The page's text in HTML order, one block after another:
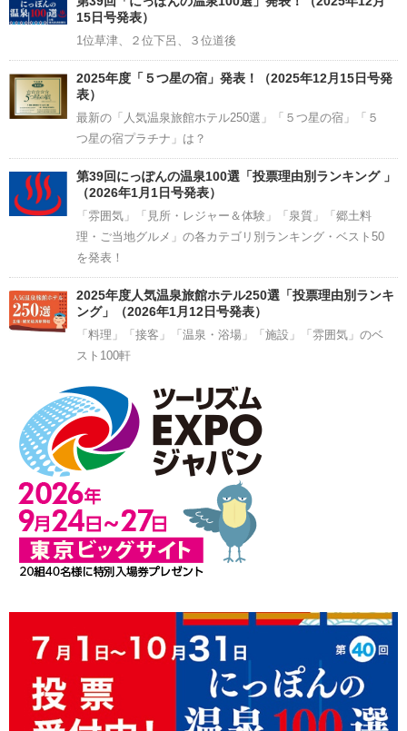
15日号発表）
1位草津、２位下呂、３位道後
2025年度「５つ星の宿」発表！（2025年12月15日号発
表）
最新の「人気温泉旅館ホテル250選」「５つ星の宿」「５
つ星の宿プラチナ」は？
第39回にっぽんの温泉100選「投票理由別ランキング 」
（2026年1月1日号発表）
「雰囲気」「見所・レジャー＆体験」「泉質」「郷土料
理・ご当地グルメ」の各カテゴリ別ランキング・ベスト50
を発表！
2025年度人気温泉旅館ホテル250選「投票理由別ランキ
ング」（2026年1月12日号発表）
「料理」「接客」「温泉・浴場」「施設」「雰囲気」のベ
スト100軒